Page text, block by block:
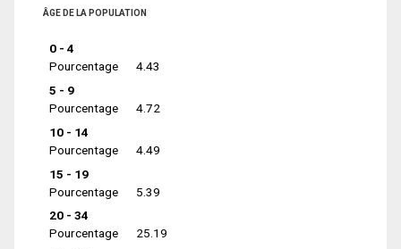
ÂGE DE LA POPULATION
0 - 4
Pourcentage
4.43
5 - 9
Pourcentage
4.72
10 - 14
Pourcentage
4.49
15 - 19
Pourcentage
5.39
20 - 34
Pourcentage
25.19